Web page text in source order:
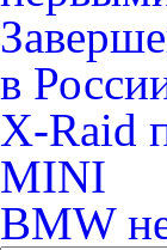
в
X-Raid
MINI
BMW